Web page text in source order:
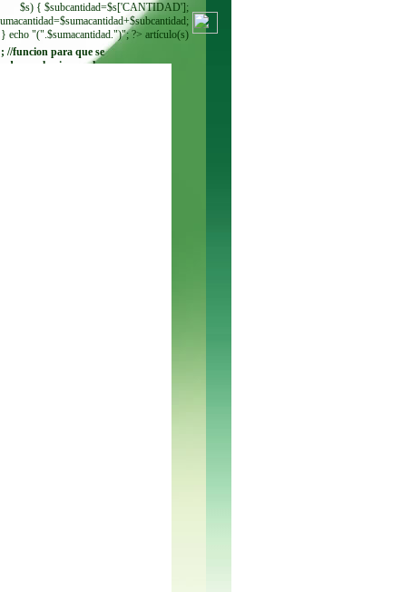
$s) { $subcantidad=$s['CANTIDAD'];
echo "(".$sumacantidad.")"; ?> artículo(s)
//funcion para que se
se seleccione. echo